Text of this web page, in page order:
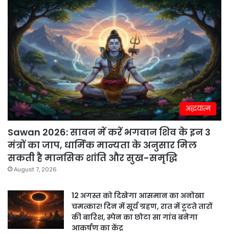
अद्धयात्म
Sawan 2026: सावन में करें भगवान शिव के इन 3
मंत्रों का जाप, धार्मिक मान्यता के अनुसार मिल
सकती है मानसिक शांति और सुख-समृद्धि
August 7, 2026
12 अगस्त को दिखेगा आसमान का अनोखा
चमत्कार! दिन में सूर्य ग्रहण, रात में टूटते तारों
की बारिश, स्पेन का छोटा सा गांव बनेगा
आकर्षण का केंद्र